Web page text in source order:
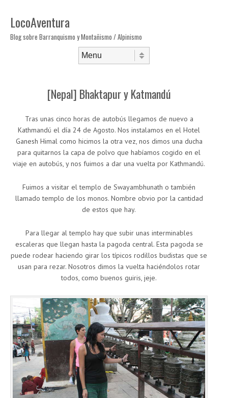
LocoAventura
Blog sobre Barranquismo y Montañismo / Alpinismo
[Nepal] Bhaktapur y Katmandú
Tras unas cinco horas de autobús llegamos de nuevo a
Kathmandú el día 24 de Agosto. Nos instalamos en el Hotel
Ganesh Himal como hicimos la otra vez, nos dimos una ducha
para quitarnos la capa de polvo que habíamos cogido en el
viaje en autobús, y nos fuimos a dar una vuelta por Kathmandú.
Fuimos a visitar el templo de Swayambhunath o también
llamado templo de los monos. Nombre obvio por la cantidad
de estos que hay.
Para llegar al templo hay que subir unas interminables
escaleras que llegan hasta la pagoda central. Esta pagoda se
puede rodear haciendo girar los típicos rodillos budistas que se
usan para rezar. Nosotros dimos la vuelta haciéndolos rotar
todos, como buenos guiris, jeje.